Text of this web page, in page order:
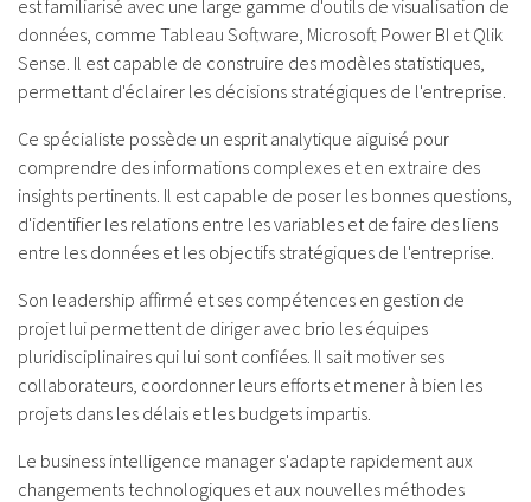
est familiarisé avec une large gamme d'outils de visualisation de
données, comme Tableau Software, Microsoft Power BI et Qlik
Sense. Il est capable de construire des modèles statistiques,
permettant d'éclairer les décisions stratégiques de l'entreprise.
Ce spécialiste possède un esprit analytique aiguisé pour
comprendre des informations complexes et en extraire des
insights pertinents. Il est capable de poser les bonnes questions,
d'identifier les relations entre les variables et de faire des liens
entre les données et les objectifs stratégiques de l'entreprise.
Son leadership affirmé et ses compétences en gestion de
projet lui permettent de diriger avec brio les équipes
pluridisciplinaires qui lui sont confiées. Il sait motiver ses
collaborateurs, coordonner leurs efforts et mener à bien les
projets dans les délais et les budgets impartis.
Le business intelligence manager s'adapte rapidement aux
changements technologiques et aux nouvelles méthodes